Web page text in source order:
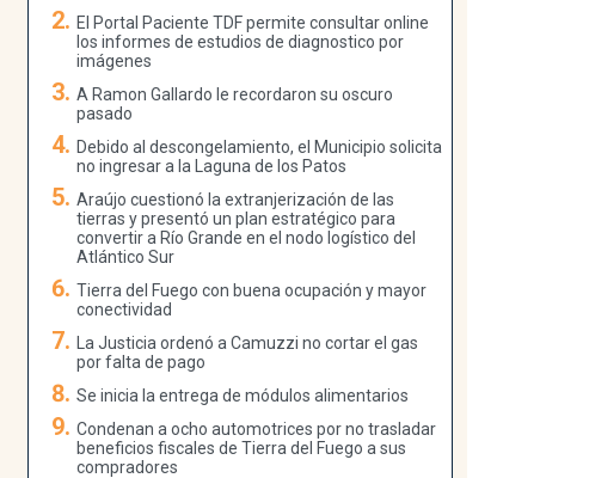
El Portal Paciente TDF permite consultar online
los informes de estudios de diagnostico por
imágenes
A Ramon Gallardo le recordaron su oscuro
pasado
Debido al descongelamiento, el Municipio solicita
no ingresar a la Laguna de los Patos
Araújo cuestionó la extranjerización de las
tierras y presentó un plan estratégico para
convertir a Río Grande en el nodo logístico del
Atlántico Sur
Tierra del Fuego con buena ocupación y mayor
conectividad
La Justicia ordenó a Camuzzi no cortar el gas
por falta de pago
Se inicia la entrega de módulos alimentarios
Condenan a ocho automotrices por no trasladar
beneficios fiscales de Tierra del Fuego a sus
compradores